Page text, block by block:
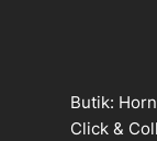
Butik:
Click &